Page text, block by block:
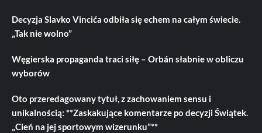
Decyzja Slavko Vincića odbiła się echem na całym świecie.
„Tak nie wolno”
Węgierska propaganda traci siłę – Orbán słabnie w obliczu
wyborów
Oto przeredagowany tytuł, z zachowaniem sensu i
unikalnością: **Zaskakujące komentarze po decyzji Świątek.
„Cień na jej sportowym wizerunku”**